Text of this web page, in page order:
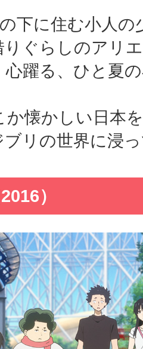
下に住む小人の
りぐらしのアリ
心躍る、ひと夏
か懐かしい日本
ブリの世界に浸
）